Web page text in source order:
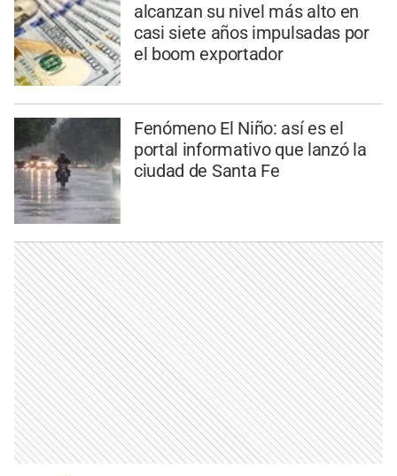
alcanzan su nivel más alto en
casi siete años impulsadas por
el boom exportador
Fenómeno El Niño: así es el
portal informativo que lanzó la
ciudad de Santa Fe